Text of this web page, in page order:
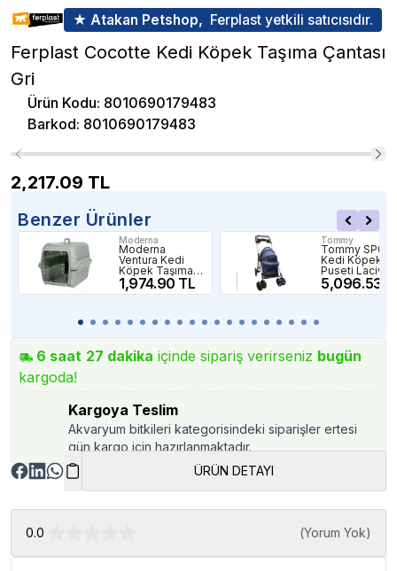
★ Atakan Petshop, Ferplast yetkili satıcısıdır.
Ferplast Cocotte Kedi Köpek Taşıma Çantası
Gri
Ürün Kodu: 8010690179483
Barkod: 8010690179483
2,217.09 TL
Benzer Ürünler
Moderna
Moderna
Ventura Kedi
Köpek Taşıma
Çantası
59x39x40 Cm
1,974.90 TL
Tommy
Tommy SP01
Kedi Köpek
Puseti Lacivert
74x46x97cm
15Kg
5,096.53
6 saat 27 dakika içinde sipariş verirseniz bugün
kargoda!
Kargoya Teslim
Akvaryum bitkileri kategorisindeki siparişler ertesi
gün kargo için hazırlanmaktadır.
ÜRÜN DETAYI
0.0 (Yorum Yok)